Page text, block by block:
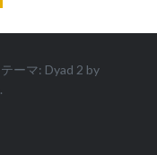
テーマ: Dyad 2 by
.